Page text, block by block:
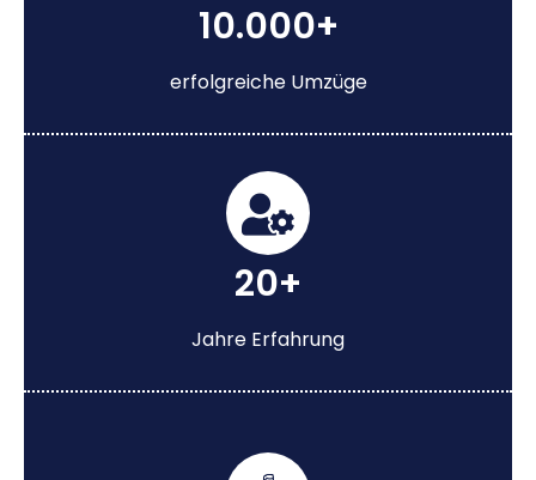
10.000+
erfolgreiche Umzüge
20+
Jahre Erfahrung